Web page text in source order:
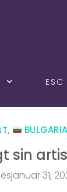
ESC
, BULGARIA
sin
januar 31,